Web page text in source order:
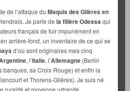
de l’attaque du Maquis des Glières en
Je parle de la filière Odessaqui
français de fuir impunément en
arrière-fond, un inventaire de ce qui se
d’où sont originaires mes cinq
, l’Italie, l’Allemagne (Berlin
banques, sa Croix-Rouge) et enfin la
et Thorens-Glières). Je suis né
ruralité et moyenne urbanité.